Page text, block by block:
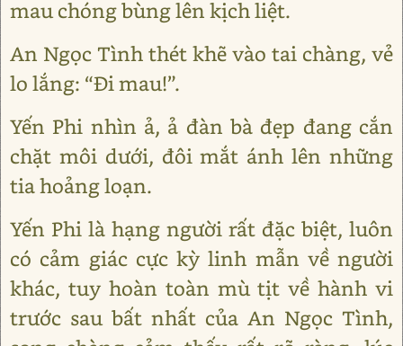
mau chóng bùng lên kịch liệt.
An Ngọc Tình thét khẽ vào tai chàng, vẻ
lo lắng: “Đi mau!”.
Yến Phi nhìn ả, ả đàn bà đẹp đang cắn
chặt môi dưới, đôi mắt ánh lên những
tia hoảng loạn.
Yến Phi là hạng người rất đặc biệt, luôn
có cảm giác cực kỳ linh mẫn về người
khác, tuy hoàn toàn mù tịt về hành vi
trước sau bất nhất của An Ngọc Tình,